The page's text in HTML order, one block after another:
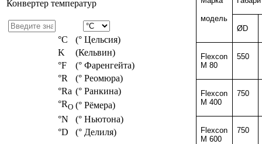
Конвертер температур
°С
(° Цельсия)
K
(Кельвин)
°F
(° Фаренгейта)
°R
(° Реомюра)
°Ra (° Ранкина)
°RO (° Рёмера)
°N
(° Ньютона)
°D
(° Делиля)
модель
ØD
Flexcon
M 80
550
Flexcon
M 400
750
Flexcon
M 600
750